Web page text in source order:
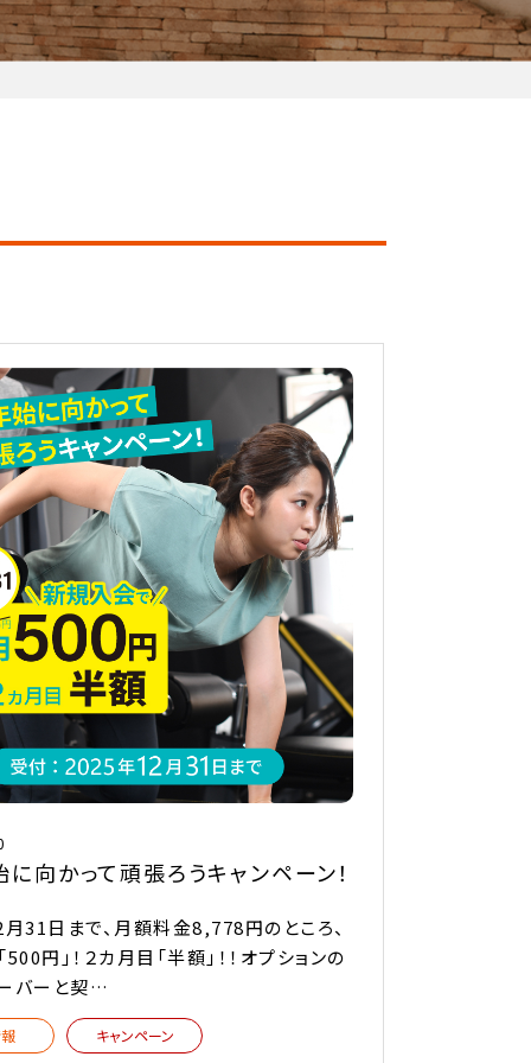
向かって頑張ろうキャンペーン！
31日まで、月額料金8,778円のところ、
円」！２カ月目「半額」！！オプションの
バーと契…
キャンペーン